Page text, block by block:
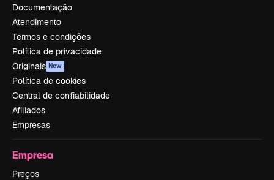
Documentação
Atendimento
Termos e condições
Política de privacidade
Originais New
Política de cookies
Central de confiabilidade
Afiliados
Empresas
Empresa
Preços